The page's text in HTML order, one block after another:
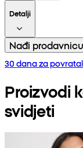
Detalji
Nađi prodavnicu
30 dana za
Proizvodi
svidjeti